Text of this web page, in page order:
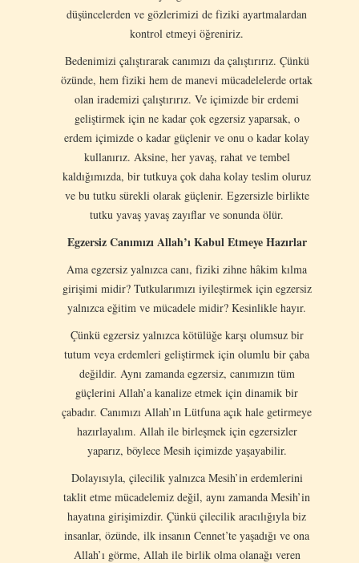
düşüncelerden ve gözlerimizi de fiziki ayartmalardan
kontrol etmeyi öğreniriz.
Bedenimizi çalıştırarak canımızı da çalıştırırız. Çünkü
özünde, hem fiziki hem de manevi mücadelelerde ortak
olan irademizi çalıştırırız. Ve içimizde bir erdemi
geliştirmek için ne kadar çok egzersiz yaparsak, o
erdem içimizde o kadar güçlenir ve onu o kadar kolay
kullanırız. Aksine, her yavaş, rahat ve tembel
kaldığımızda, bir tutkuya çok daha kolay teslim oluruz
ve bu tutku sürekli olarak güçlenir. Egzersizle birlikte
tutku yavaş yavaş zayıflar ve sonunda ölür.
Egzersiz Canımızı Allah’ıKabul Etmeye Hazırlar
Ama egzersiz yalnızca canı, fiziki zihne hâkim kılma
girişimi midir? Tutkularımızı iyileştirmek için egzersiz
yalnızca eğitim ve mücadele midir? Kesinlikle hayır.
Çünkü egzersiz yalnızca kötülüğe karşı olumsuz bir
tutum veya erdemleri geliştirmek için olumlu bir çaba
değildir. Aynı zamanda egzersiz, canımızın tüm
güçlerini Allah’a kanalize etmek için dinamik bir
çabadır. Canımızı Allah’ın Lütfuna açık hale getirmeye
hazırlayalım. Allah ile birleşmek için egzersizler
yaparız, böylece Mesih içimizde yaşayabilir.
Dolayısıyla, çilecilik yalnızca Mesih’in erdemlerini
taklit etme mücadelemiz değil, aynı zamanda Mesih’in
hayatına girişimizdir. Çünkü çilecilik aracılığıyla biz
insanlar, özünde, ilk insanın Cennet’te yaşadığı ve ona
Allah’ı ​​görme, Allah ile birlik olma olanağı veren